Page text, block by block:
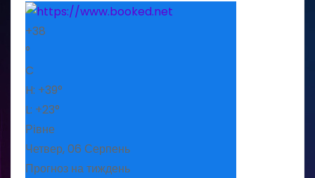
+38
°
C
H: +39°
L: +23°
Рівне
Четвер, 06 Серпень
Прогноз на тиждень